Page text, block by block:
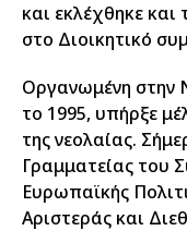
και εκλέχθηκε και
στο Διοικητικό
Οργανωμένη στην
το 1995, υπήρξε
της νεολαίας.
Γραμματείας του
Ευρωπαϊκής
Αριστεράς και